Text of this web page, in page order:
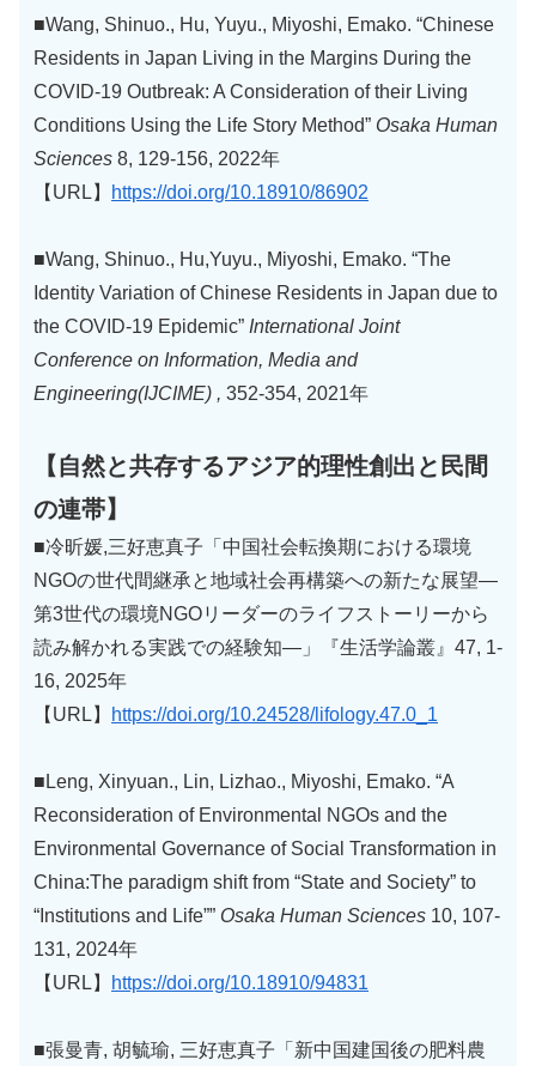
■Wang, Shinuo., Hu, Yuyu., Miyoshi, Emako. “Chinese
Residents in Japan Living in the Margins During the
COVID-19 Outbreak: A Consideration of their Living
Conditions Using the Life Story Method” Osaka Human
Sciences 8, 129-156, 2022年
【URL】
https://doi.org/10.18910/86902
■Wang, Shinuo., Hu,Yuyu., Miyoshi, Emako. “The
Identity Variation of Chinese Residents in Japan due to
the COVID-19 Epidemic” International Joint
Conference on Information, Media and
Engineering(IJCIME) , 352-354, 2021年
【自然と共存するアジア的理性創出と民間
の連帯】
■冷昕媛,三好恵真子「中国社会転換期における環境
NGOの世代間継承と地域社会再構築への新たな展望―
第3世代の環境NGOリーダーのライフストーリーから
読み解かれる実践での経験知―」『生活学論叢』47, 1-
16, 2025年
【URL】
https://doi.org/10.24528/lifology.47.0_1
■Leng, Xinyuan., Lin, Lizhao., Miyoshi, Emako. “A
Reconsideration of Environmental NGOs and the
Environmental Governance of Social Transformation in
China:The paradigm shift from “State and Society” to
“Institutions and Life”” Osaka Human Sciences 10, 107-
131, 2024年
【URL】
https://doi.org/10.18910/94831
■張曼青, 胡毓瑜, 三好恵真子「新中国建国後の肥料農